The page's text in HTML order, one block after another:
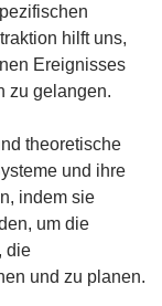
hilft uns,
Ereignisses
zu gelangen.
theoretische
und ihre
indem sie
um die
die
und zu planen.